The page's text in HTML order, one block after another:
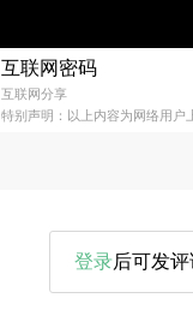
互联网密码
互联网分享
特别声明：以上内容为网络用户
登录后可发